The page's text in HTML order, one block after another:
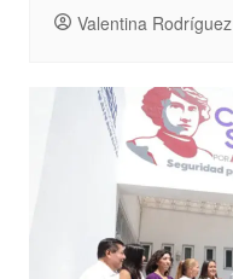
Valentina Rodríguez